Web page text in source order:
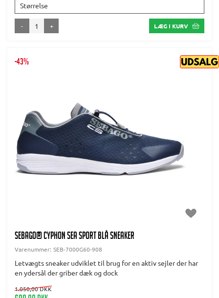
Størrelse
- + LÆG I KURV
-43%
SEBAGO® CYPHON SEA SPORT Blå sneaker
Varenummer: SEB-7000G60-908
Letvægts sneaker udviklet til brug for en aktiv sejler der har
en ydersål der griber dæk og dock
1.050,00 DKK